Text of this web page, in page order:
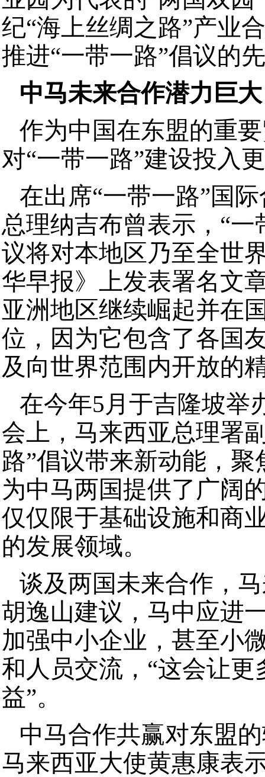
纪“海上丝绸之路”产业
推进“一带一路”倡议的
中马未来合作潜力巨大
作为中国在东盟的重
对“一带一路”建设投入
在出席“一带一路”国
总理纳吉布曾表示，“
议将对本地区乃至全世
华早报》上发表署名文
亚洲地区继续崛起并在
位，因为它包含了各国
及向世界范围内开放的
在今年5月于吉隆坡举
会上，马来西亚总理署
路”倡议带来新动能，
为中马两国提供了广阔
仅仅限于基础设施和商
的发展领域。
谈及两国未来合作，
胡逸山建议，马中应进
加强中小企业，甚至小
和人员交流，“这会让
益”。
中马合作共赢对东盟
马来西亚大使黄惠康表